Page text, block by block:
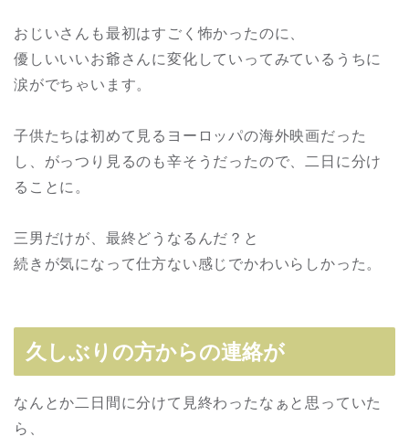
おじいさんも最初はすごく怖かったのに、
優しいいいお爺さんに変化していってみているうちに
涙がでちゃいます。
子供たちは初めて見るヨーロッパの海外映画だった
し、がっつり見るのも辛そうだったので、二日に分け
ることに。
三男だけが、最終どうなるんだ？と
続きが気になって仕方ない感じでかわいらしかった。
久しぶりの方からの連絡が
なんとか二日間に分けて見終わったなぁと思っていた
ら、